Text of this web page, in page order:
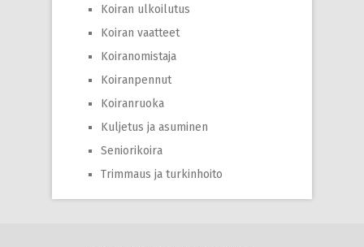
Koiran ulkoilutus
Koiran vaatteet
Koiranomistaja
Koiranpennut
Koiranruoka
Kuljetus ja asuminen
Seniorikoira
Trimmaus ja turkinhoito